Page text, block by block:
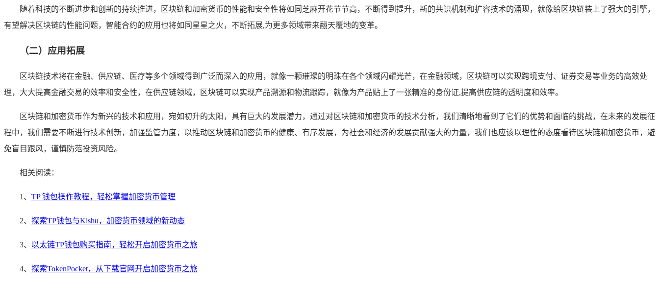
随着科技的不断进步和创新的持续推进，区块链和加密货币的性能和安全性将如同芝麻开花节节高，不断得到提升，新的共识机制和扩容技术的涌现，就像给区块链装上了强大的引擎，
有望解决区块链的性能问题，智能合约的应用也将如同星星之火，不断拓展,为更多领域带来翻天覆地的变革。
（二）应用拓展
区块链技术将在金融、供应链、医疗等多个领域得到广泛而深入的应用，就像一颗璀璨的明珠在各个领域闪耀光芒，在金融领域，区块链可以实现跨境支付、证券交易等业务的高效处
理，大大提高金融交易的效率和安全性，在供应链领域，区块链可以实现产品溯源和物流跟踪，就像为产品贴上了一张精准的身份证,提高供应链的透明度和效率。
区块链和加密货币作为新兴的技术和应用，宛如初升的太阳，具有巨大的发展潜力，通过对区块链和加密货币的技术分析，我们清晰地看到了它们的优势和面临的挑战，在未来的发展征
程中，我们需要不断进行技术创新，加强监管力度，以推动区块链和加密货币的健康、有序发展，为社会和经济的发展贡献强大的力量，我们也应该以理性的态度看待区块链和加密货币，避
免盲目跟风，谨慎防范投资风险。
相关阅读：
1、 TP 钱包操作教程，轻松掌握加密货币管理
2、 探索TP钱包与Kishu，加密货币领域的新动态
3、 以太链TP钱包购买指南，轻松开启加密货币之旅
4、 探索TokenPocket，从下载官网开启加密货币之旅